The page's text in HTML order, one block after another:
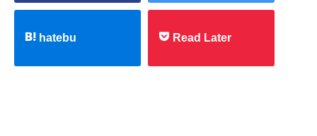
hatebu Read Later